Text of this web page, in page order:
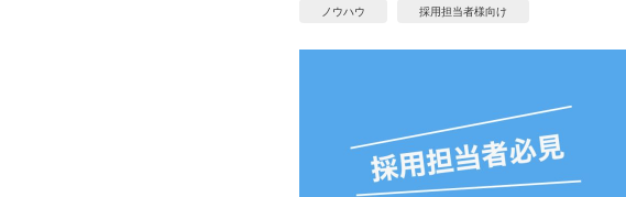
ノウハウ 採用担当者様向け